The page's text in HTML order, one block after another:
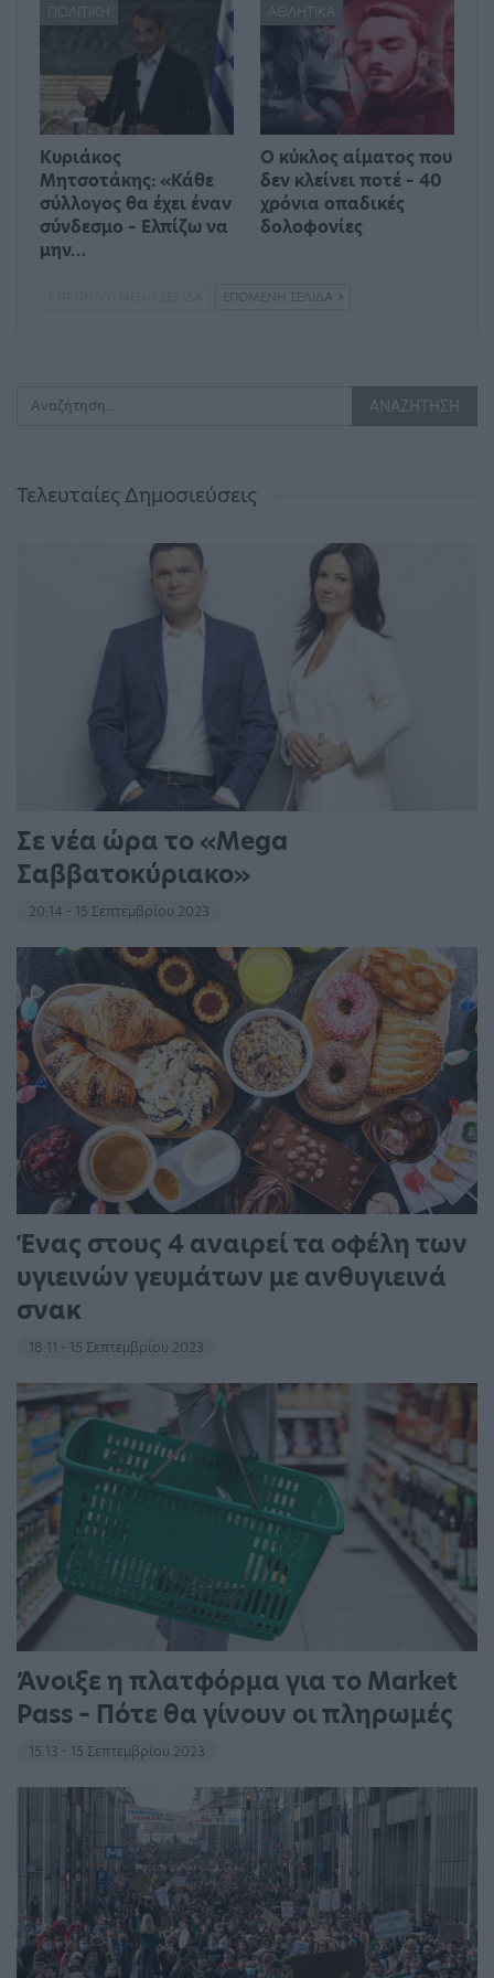
ΠΟΛΙΤΙΚΉ
Κυριάκος
Μητσοτάκης: «Κάθε
σύλλογος θα έχει έναν
σύνδεσμο – Ελπίζω να
μην…
ΑΘΛΗΤΙΚΆ
Ο κύκλος αίματος που
δεν κλείνει ποτέ – 40
χρόνια οπαδικές
δολοφονίες
ΕΠΌΜΕΝΗ ΣΕΛΊΔΑ
Τελευταίες Δημοσιεύσεις
Σε νέα ώρα το «Mega
Σαββατοκύριακο»
20:14 - 15 Σεπτεμβρίου 2023
Ένας στους 4 αναιρεί τα οφέλη των
υγιεινών γευμάτων με ανθυγιεινά
σνακ
18:11 - 15 Σεπτεμβρίου 2023
Άνοιξε η πλατφόρμα για το Market
Pass – Πότε θα γίνουν οι πληρωμές
15:13 - 15 Σεπτεμβρίου 2023